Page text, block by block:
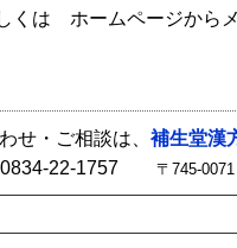
は ホームページから
せ・ご相談は、 補生堂漢
0834-22-1757 〒745-